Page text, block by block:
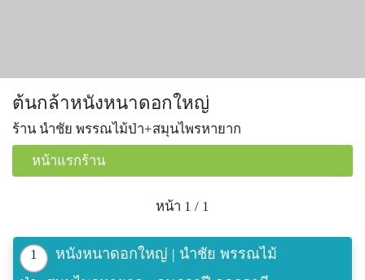
ต้นกล้าหนังหนาดอกใหญ่
ร้าน นำชัย พรรณไม้ป่า+สมุนไพรหายาก
หน้าแรกร้าน
หน้า 1 / 1
1
หนังหนาดอกใหญ่ | นำชัย พรรณไม้